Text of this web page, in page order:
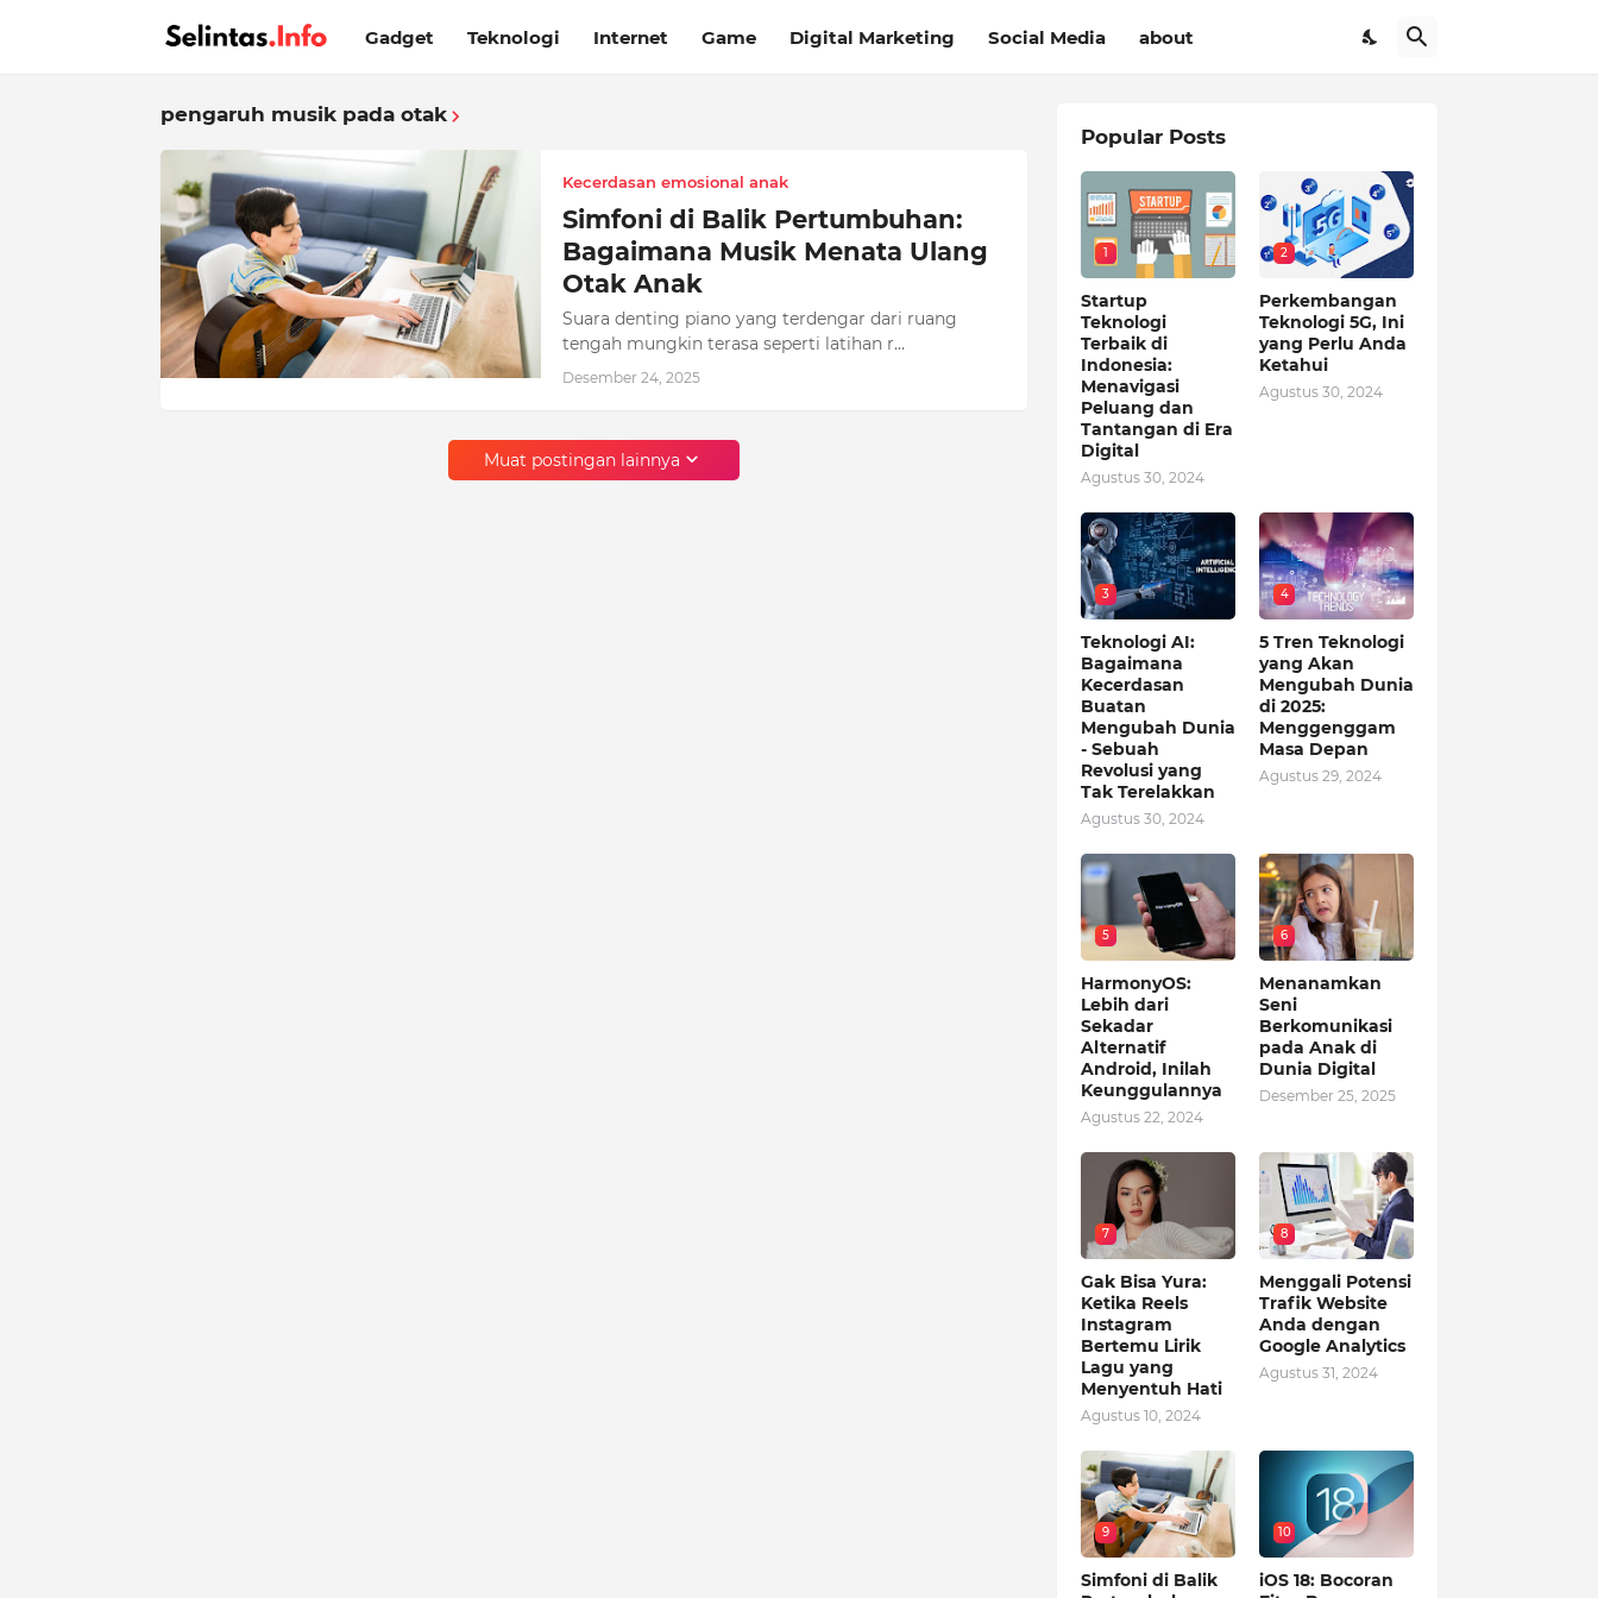
Gadget Teknologi Internet Game Digital Marketing Social Media about
pengaruh musik pada otak
Kecerdasan emosional anak
Simfoni di Balik Pertumbuhan:
Bagaimana Musik Menata Ulang
Otak Anak
Suara denting piano yang terdengar dari ruang
tengah mungkin terasa seperti latihan r…
Desember 24, 2025
Muat postingan lainnya
Popular Posts
1
Startup
Teknologi
Terbaik di
Indonesia:
Menavigasi
Peluang dan
Tantangan di Era
Digital
Agustus 30, 2024
2
Perkembangan
Teknologi 5G, Ini
yang Perlu Anda
Ketahui
Agustus 30, 2024
3
Teknologi AI:
Bagaimana
Kecerdasan
Buatan
Mengubah Dunia
- Sebuah
Revolusi yang
Tak Terelakkan
Agustus 30, 2024
4
5 Tren Teknologi
yang Akan
Mengubah Dunia
di 2025:
Menggenggam
Masa Depan
Agustus 29, 2024
5
HarmonyOS:
Lebih dari
Sekadar
Alternatif
Android, Inilah
Keunggulannya
Agustus 22, 2024
6
Menanamkan
Seni
Berkomunikasi
pada Anak di
Dunia Digital
Desember 25, 2025
7
Gak Bisa Yura:
Ketika Reels
Instagram
Bertemu Lirik
Lagu yang
Menyentuh Hati
Agustus 10, 2024
8
Menggali Potensi
Trafik Website
Anda dengan
Google Analytics
Agustus 31, 2024
9
Simfoni di Balik
10
iOS 18: Bocoran